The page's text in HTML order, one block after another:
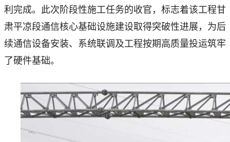
利完成。此次阶段性施工任务的收官，标志着该工程甘
肃平凉段通信核心基础设施建设取得突破性进展，为后
续通信设备安装、系统联调及工程按期高质量投运筑牢
了硬件基础。